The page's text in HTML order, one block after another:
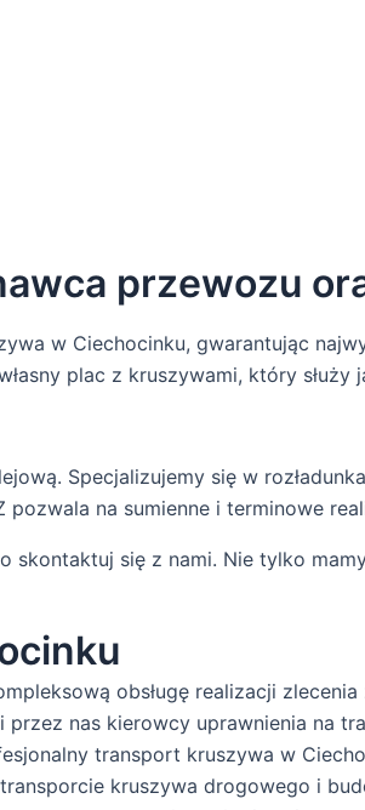
przewozu
w Ciechocinku, gwarantując
plac z kruszywami, który służy
Specjalizujemy się w
pozwala na sumienne i terminowe
skontaktuj się z nami. Nie tylko
obsługę realizacji
nas kierowcy uprawnienia na
transport kruszywa w
kruszywa drogowego i